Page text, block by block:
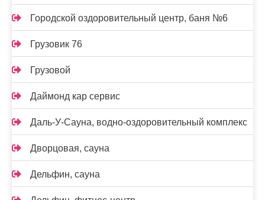
Городской оздоровительный центр, баня №6
Грузовик 76
Грузовой
Даймонд кар сервис
Даль-У-Сауна, водно-оздоровительный комплекс
Дворцовая, сауна
Дельфин, сауна